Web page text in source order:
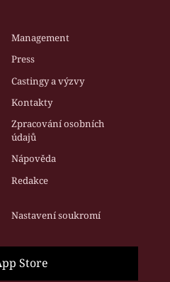
Management
Press
Castingy a výzvy
Kontakty
Zpracování osobních
údajů
Nápověda
Redakce
Nastavení soukromí
Store